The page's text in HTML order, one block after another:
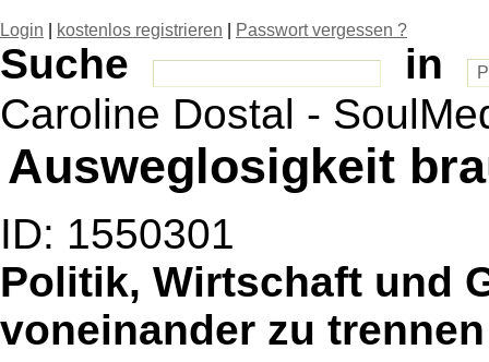
Login kostenlos registrieren Passwort vergessen ?
Suche
in
Caroline Dostal -
Ausweglosigkeit
ID: 1550301
Politik, Wirtschaft und
voneinander zu trennen